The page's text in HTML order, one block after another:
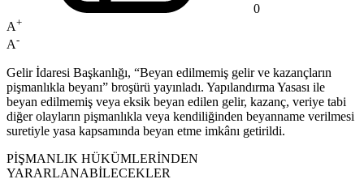
0
A+
A-
Gelir İdaresi Başkanlığı, “Beyan edilmemiş gelir ve kazançların
pişmanlıkla beyanı” broşürü yayınladı. Yapılandırma Yasası ile
beyan edilmemiş veya eksik beyan edilen gelir, kazanç, veriye tabi
diğer olayların pişmanlıkla veya kendiliğinden beyanname verilmesi
suretiyle yasa kapsamında beyan etme imkânı getirildi.
PİŞMANLIK HÜKÜMLERİNDEN
YARARLANABİLECEKLER